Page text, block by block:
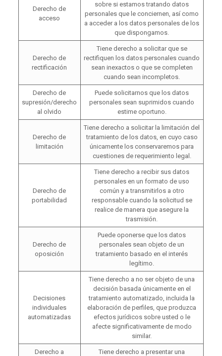
Derecho de
acceso
sobre si estamos tratando datos
personales que le conciernen, así como
a acceder a los datos personales de los
que dispongamos.
Derecho de
rectificación
Tiene derecho a solicitar que se
rectifiquen los datos personales cuando
sean inexactos o que se completen
cuando sean incompletos.
Derecho de
supresión/derecho
al olvido
Puede solicitarnos que los datos
personales sean suprimidos cuando
estime oportuno.
Derecho de
limitación
Tiene derecho a solicitar la limitación del
tratamiento de los datos, en cuyo caso
únicamente los conservaremos para
cuestiones de requerimiento legal.
Derecho de
portabilidad
Tiene derecho a recibir sus datos
personales en un formato de uso
común y a transmitirlos a otro
responsable cuando la solicitud se
realice de manera que asegure la
trasmisión.
Derecho de
oposición
Puede oponerse que los datos
personales sean objeto de un
tratamiento basado en el interés
legítimo.
Decisiones
individuales
automatizadas
Tiene derecho a no ser objeto de una
decisión basada únicamente en el
tratamiento automatizado, incluida la
elaboración de perfiles, que produzca
efectos jurídicos sobre usted o le
afecte significativamente de modo
similar.
Derecho a
Tiene derecho a presentar una